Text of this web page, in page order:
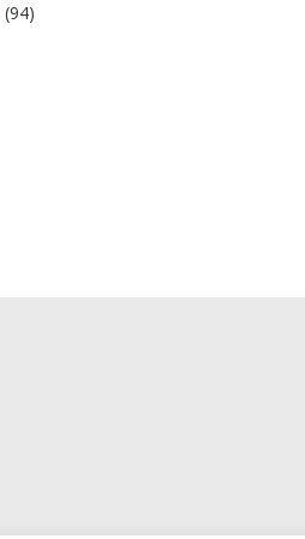
(94)